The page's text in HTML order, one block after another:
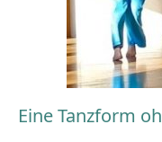
Eine Tanzform